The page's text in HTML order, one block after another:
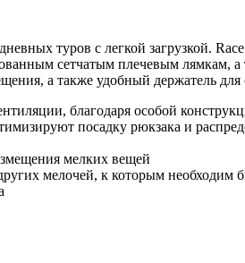
туров с легкой загрузкой.
сетчатым плечевым лямкам,
а также удобный держатель для
благодаря особой
посадку рюкзака и
мелких вещей
мелочей, к которым необходим